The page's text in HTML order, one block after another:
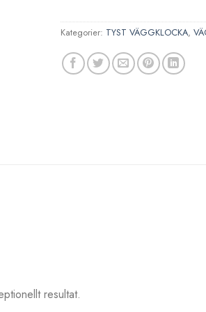
Kategorier: TYST VÄGGKLOCKA,
resultat.